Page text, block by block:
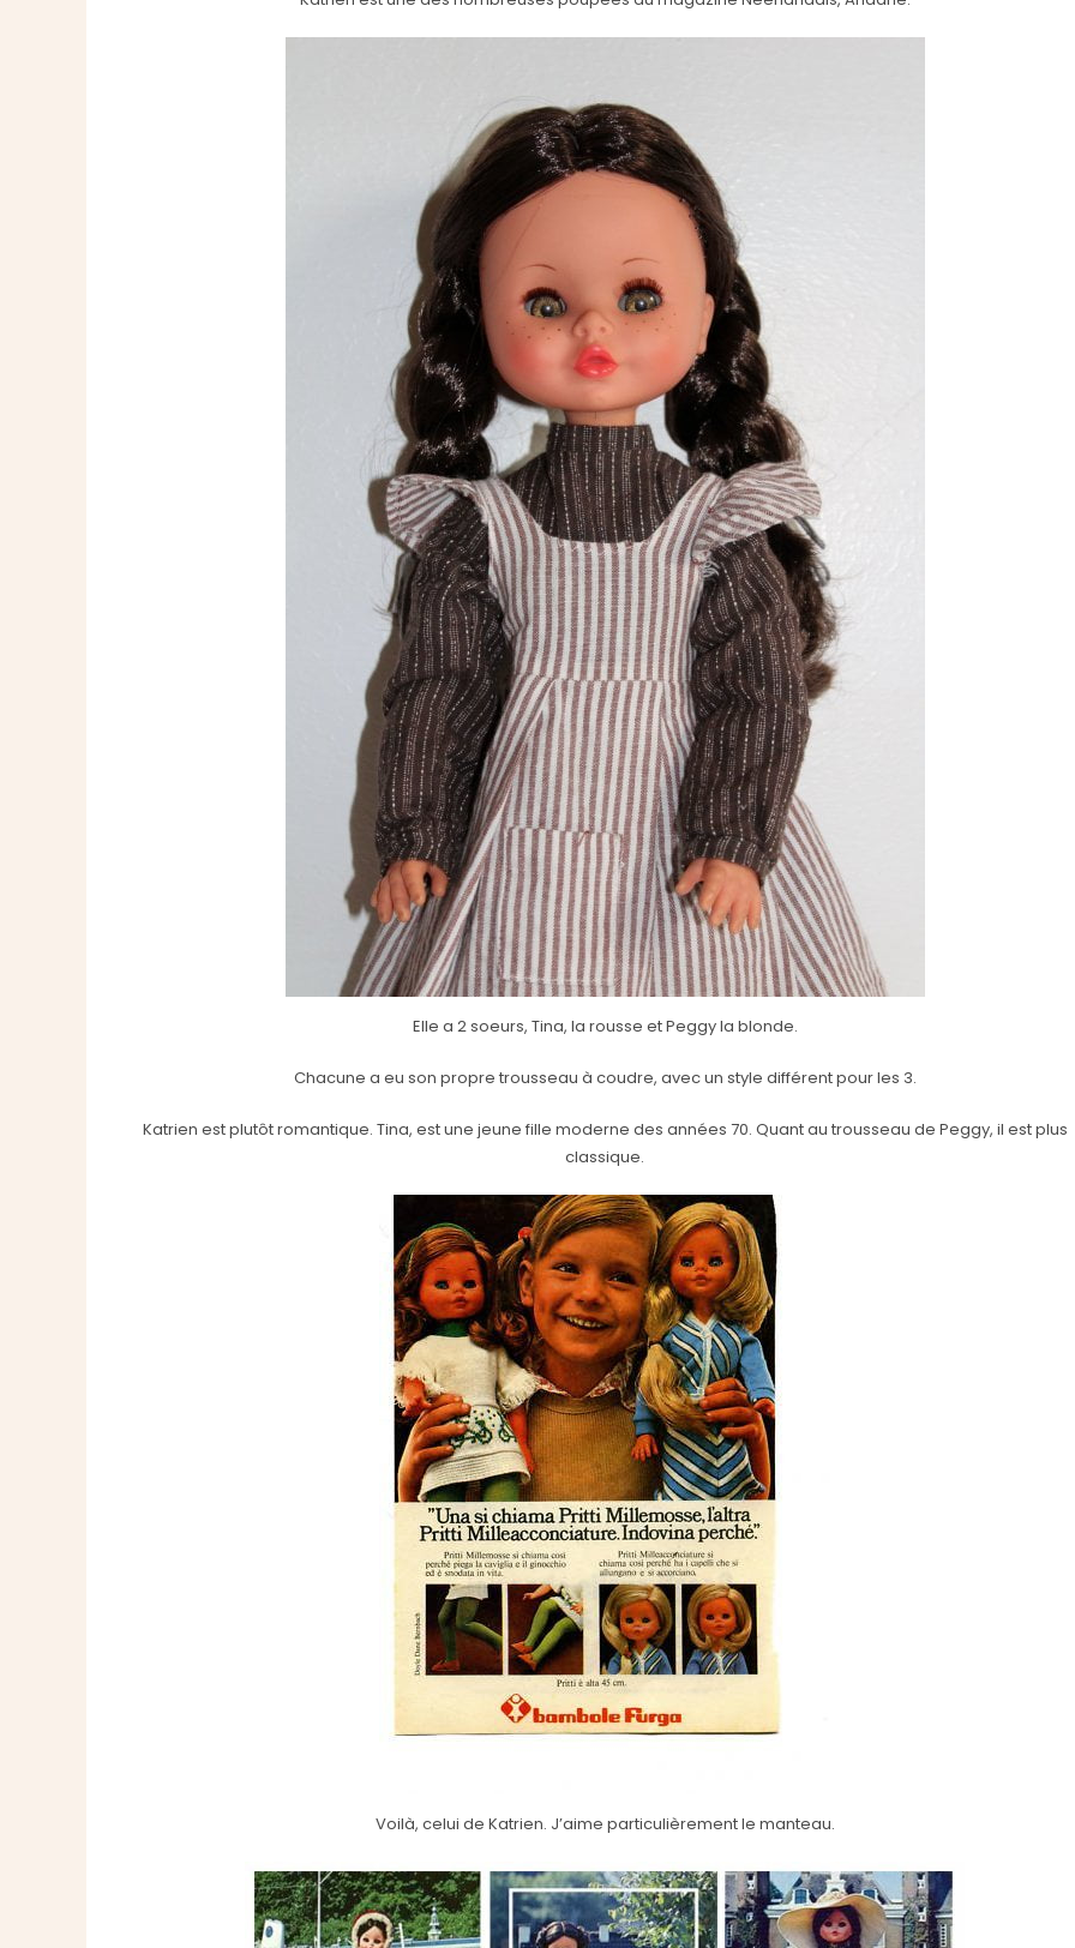
Elle a 2 soeurs, Tina, la rousse et Peggy la blonde.
Chacune a eu son propre trousseau à coudre, avec un style différent pour les 3.
Katrien est plutôt romantique. Tina, est une jeune fille moderne des années 70. Quant au trousseau de Peggy, il est plus
classique.
Voilà, celui de Katrien. J’aime particulièrement le manteau.